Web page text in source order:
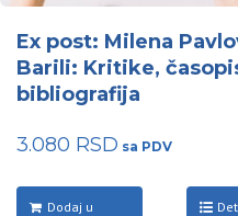
Ex post: Milena
Barili: Kritike,
bibliografija
3.080 RSD
Dodaj u